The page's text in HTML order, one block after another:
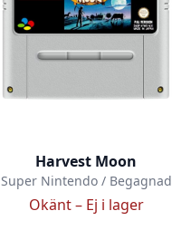
Harvest Moon
Super Nintendo / Begagnad
Okänt – Ej i lager